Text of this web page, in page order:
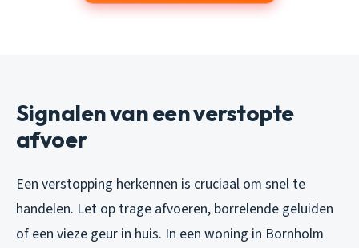
Signalen van een verstopte
afvoer
Een verstopping herkennen is cruciaal om snel te
handelen. Let op trage afvoeren, borrelende geluiden
of een vieze geur in huis. In een woning in Bornholm